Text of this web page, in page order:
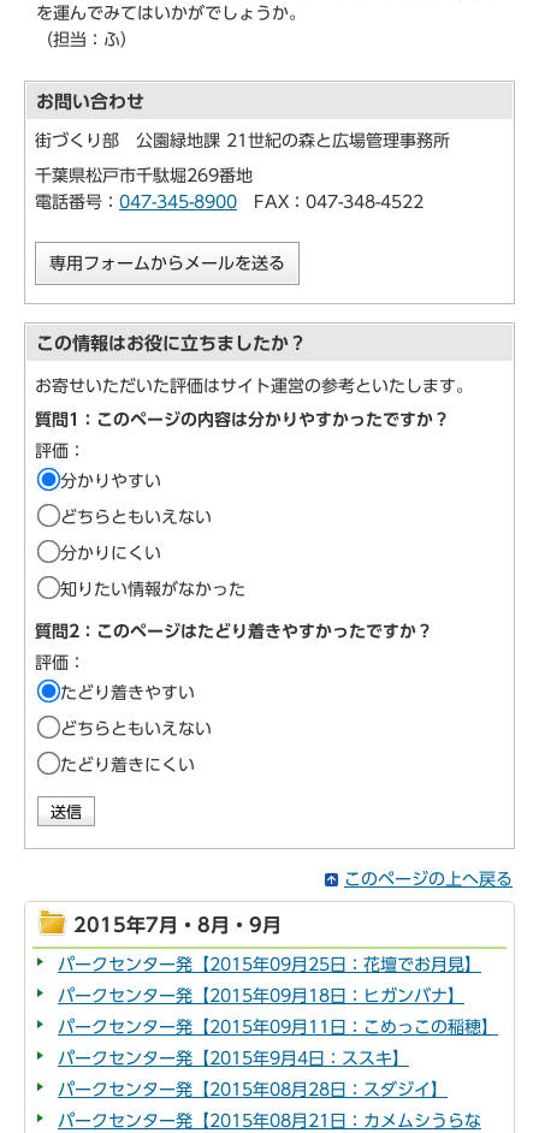
を運んでみてはいかがでしょうか。
（担当：ふ）
お問い合わせ
街づくり部 公園緑地課 21世紀の森と広場管理事務所
千葉県松戸市千駄堀269番地
電話番号： 047-345-8900 FAX：047-348-4522
専用フォームからメールを送る
この情報はお役に立ちましたか？
お寄せいただいた評価はサイト運営の参考といたします。
質問1：このページの内容は分かりやすかったですか？
評価：
分かりやすい
どちらともいえない
分かりにくい
知りたい情報がなかった
質問2：このページはたどり着きやすかったですか？
評価：
たどり着きやすい
どちらともいえない
たどり着きにくい
このページの上へ戻る
2015年7月・8月・9月
パークセンター発【2015年09月25日：花壇でお月見】
パークセンター発【2015年09月18日：ヒガンバナ】
パークセンター発【2015年09月11日：こめっこの稲穂】
パークセンター発【2015年9月4日：ススキ】
パークセンター発【2015年08月28日：スダジイ】
パークセンター発【2015年08月21日：カメムシうらな